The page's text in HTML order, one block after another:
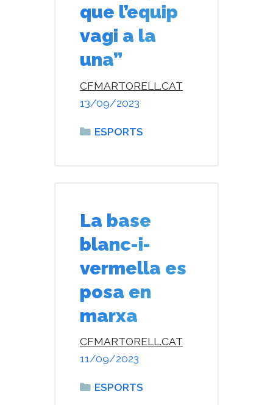
que l’equip
vagi a la
una”
13/09/2023
CFMARTORELL.CAT
Categories
ESPORTS
La base
blanc-i-
vermella es
posa en
marxa
11/09/2023
CFMARTORELL.CAT
Categories
ESPORTS